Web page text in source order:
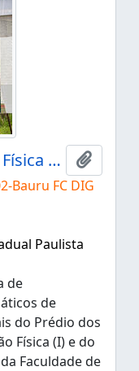
Departamento de Educação Física da FC
Bauru FC DIG
Paulista
de
de
do Prédio dos
Física (I) e do
Faculdade de